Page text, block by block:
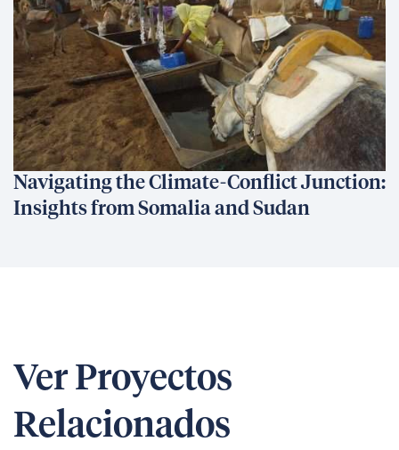
Navigating the Climate-Conflict Junction:
Insights from Somalia and Sudan
Ver Proyectos
Relacionados